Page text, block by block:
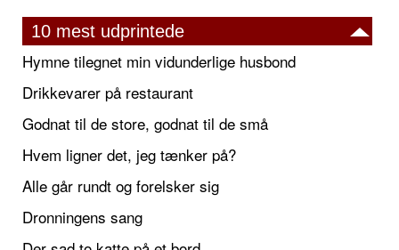
10 mest udprintede
Hymne tilegnet min vidunderlige husbond
Drikkevarer på restaurant
Godnat til de store, godnat til de små
Hvem ligner det, jeg tænker på?
Alle går rundt og forelsker sig
Dronningens sang